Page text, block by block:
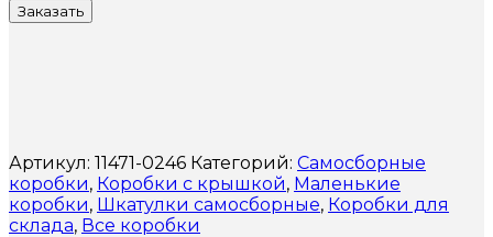
Заказать
Артикул: 11471-0246 Категорий: Самосборные
коробки, Коробки с крышкой, Маленькие
коробки, Шкатулки самосборные, Коробки для
склада, Все коробки